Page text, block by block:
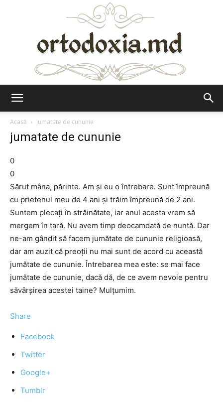
Acasă
jumatate de cununie
jumatate de cununie
0
0
Sărut mâna, părinte. Am şi eu o întrebare. Sunt împreună
cu prietenul meu de 4 ani şi trăim împreună de 2 ani.
Suntem plecaţi în străinătate, iar anul acesta vrem să
mergem în ţară. Nu avem timp deocamdată de nuntă. Dar
ne-am gândit să facem jumătate de cununie religioasă,
dar am auzit că preoţii nu mai sunt de acord cu această
jumătate de cununie. Întrebarea mea este: se mai face
jumătate de cununie, dacă dă, de ce avem nevoie pentru
săvârşirea acestei taine? Mulţumim.
Share
Facebook
Twitter
Google+
Tumblr